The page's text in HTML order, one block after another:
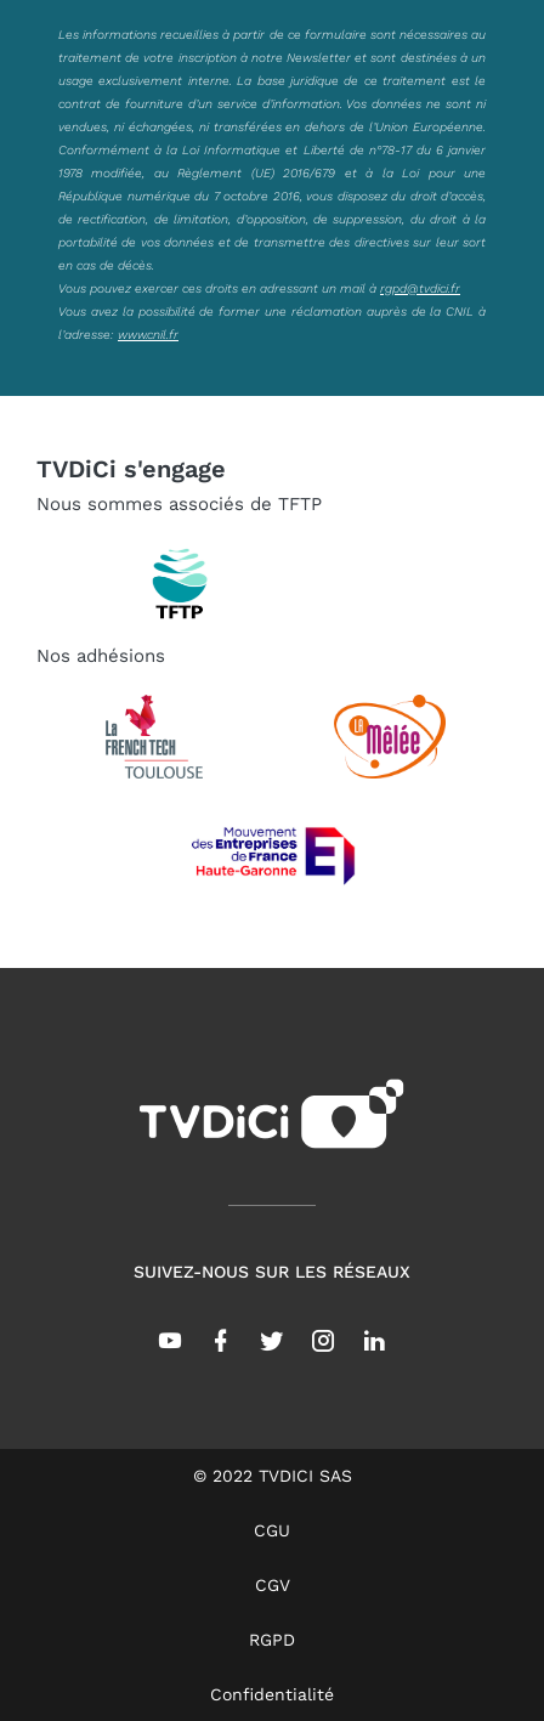
Les informations recueillies à partir de ce formulaire sont nécessaires au
traitement de votre inscription à notre Newsletter et sont destinées à un
usage exclusivement interne. La base juridique de ce traitement est le
contrat de fourniture d’un service d’information. Vos données ne sont ni
vendues, ni échangées, ni transférées en dehors de l’Union Européenne.
Conformément à la Loi Informatique et Liberté de n°78-17 du 6 janvier
1978 modifiée, au Règlement (UE) 2016/679 et à la Loi pour une
République numérique du 7 octobre 2016, vous disposez du droit d’accès,
de rectification, de limitation, d’opposition, de suppression, du droit à la
portabilité de vos données et de transmettre des directives sur leur sort
en cas de décès.
Vous pouvez exercer ces droits en adressant un mail à rgpd@tvdici.fr
Vous avez la possibilité de former une réclamation auprès de la CNIL à
l’adresse: www.cnil.fr
TVDiCi s'engage
Nous sommes associés de TFTP
Nos adhésions
SUIVEZ-NOUS SUR LES RÉSEAUX
© 2022 TVDICI SAS
CGU
CGV
RGPD
Confidentialité